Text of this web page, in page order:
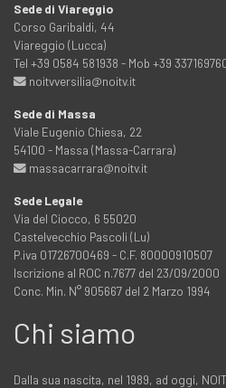
Sede di Viareggio
Corso Garibaldi, 44
Viareggio (Lucca)
Tel +39 0584 581938 - Mob +39
noitvversilia@noitv.it
Sede di Massa
Viale Eugenio Chiesa, 22
54100 - Massa (Massa-Carrara)
massacarrara@noitv.it
Sede Legale
Via del Ciocco, 6 55020
Castelvecchio Pascoli (Lu)
P.iva 01726700469 - C.F. 80000910507
Iscrizione al ROC n.7677 del 23/09/2000
Conc. Min. N° 905667 del 2 Marzo 1994
Chi siamo
Dalla sua nascita, nel 1989, ad oggi,